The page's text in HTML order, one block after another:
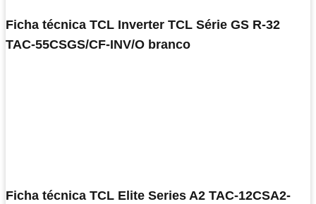
Ficha técnica TCL Inverter TCL Série GS R-32
TAC-55CSGS/CF-INV/O branco
Ficha técnica TCL Elite Series A2 TAC-12CSA2-